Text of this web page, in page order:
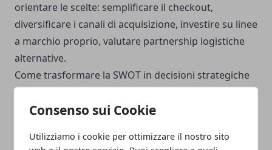
Consenso sui Cookie
Utilizziamo i cookie per ottimizzare il nostro sito
orientare le scelte: semplificare il checkout,
diversificare i canali di acquisizione, investire su linee
a marchio proprio, valutare partnership logistiche
alternative.
Come trasformare la SWOT in decisioni strategiche
Dopo aver individuato forze, debolezze,
opportunità e minacce, il passaggio determinante
costruendo scenari strategici che integrino